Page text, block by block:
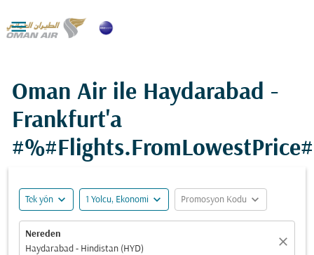

Oman Air ile Haydarabad -
Frankfurt'a
Tek yön expand_more 1 Yolcu, Ekonomi expand_more Promosyon Kodu expand_more
Nereden
Haydarabad - Hindistan (HYD)
close